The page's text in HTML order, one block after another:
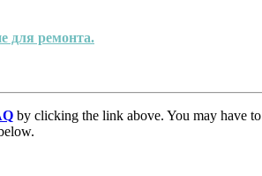
для ремонта.
by clicking the link above. You may have to